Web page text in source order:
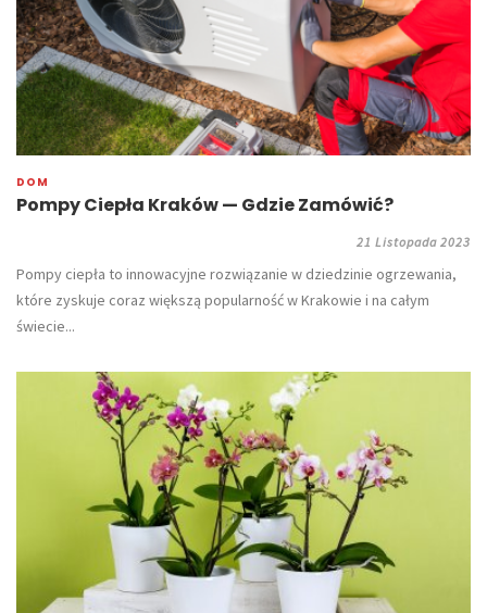
DOM
Pompy Ciepła Kraków — Gdzie Zamówić?
21 Listopada 2023
Pompy ciepła to innowacyjne rozwiązanie w dziedzinie ogrzewania,
które zyskuje coraz większą popularność w Krakowie i na całym
świecie...